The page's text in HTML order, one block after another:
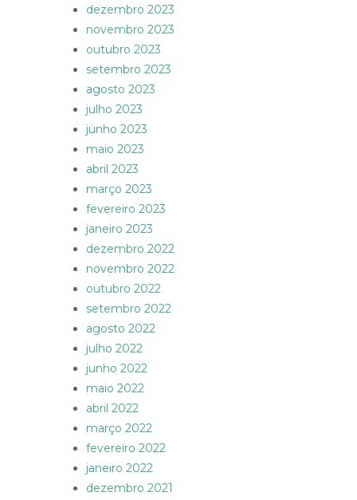
dezembro 2023
novembro 2023
outubro 2023
setembro 2023
agosto 2023
julho 2023
junho 2023
maio 2023
abril 2023
março 2023
fevereiro 2023
janeiro 2023
dezembro 2022
novembro 2022
outubro 2022
setembro 2022
agosto 2022
julho 2022
junho 2022
maio 2022
abril 2022
março 2022
fevereiro 2022
janeiro 2022
dezembro 2021